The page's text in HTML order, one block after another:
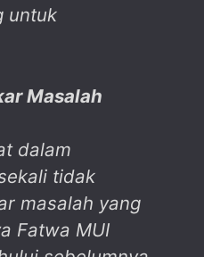
untuk
Masalah
dalam
tidak
masalah yang
Fatwa MUI